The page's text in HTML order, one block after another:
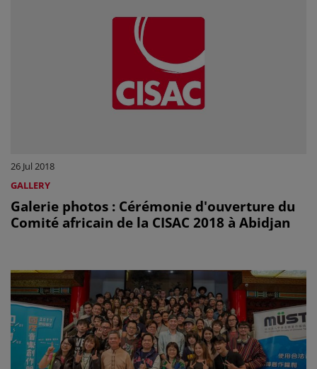
26 Jul 2018
GALLERY
Galerie photos : Cérémonie d'ouverture du
Comité africain de la CISAC 2018 à Abidjan